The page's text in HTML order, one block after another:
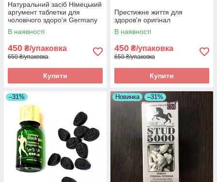
Натуральний засіб Німецький
аргумент таблетки для
чоловічого здоро'я Germany
must state оригінал
В наявності
450 ₴/упаковка
650 ₴/упаковка
Купити
Престижне життя для
здоров'я оригінал
В наявності
450 ₴/упаковка
650 ₴/упаковка
Купити
–31% Новинка –31%